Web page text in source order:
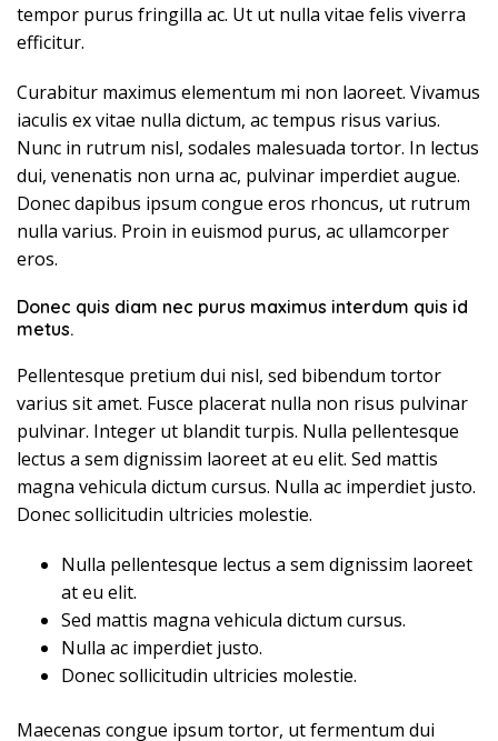
tempor purus fringilla ac. Ut ut nulla vitae felis viverra
efficitur.
Curabitur maximus elementum mi non laoreet. Vivamus
iaculis ex vitae nulla dictum, ac tempus risus varius.
Nunc in rutrum nisl, sodales malesuada tortor. In lectus
dui, venenatis non urna ac, pulvinar imperdiet augue.
Donec dapibus ipsum congue eros rhoncus, ut rutrum
nulla varius. Proin in euismod purus, ac ullamcorper
eros.
Donec quis diam nec purus maximus interdum quis id
metus.
Pellentesque pretium dui nisl, sed bibendum tortor
varius sit amet. Fusce placerat nulla non risus pulvinar
pulvinar. Integer ut blandit turpis. Nulla pellentesque
lectus a sem dignissim laoreet at eu elit. Sed mattis
magna vehicula dictum cursus. Nulla ac imperdiet justo.
Donec sollicitudin ultricies molestie.
Nulla pellentesque lectus a sem dignissim laoreet
at eu elit.
Sed mattis magna vehicula dictum cursus.
Nulla ac imperdiet justo.
Donec sollicitudin ultricies molestie.
Maecenas congue ipsum tortor, ut fermentum dui